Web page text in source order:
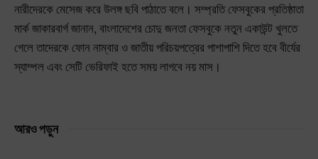
নারীদেরকে মেসেজ করে উলঙ্গ ছবি পাঠাতে বলে। সম্প্রতি ফেসবুকের প্রতিষ্ঠাতা
মার্ক জাকারবার্গ জানান, বাংলাদেশের চোদু জনতা ফেসবুকে নতুন একাউন্ট খুলতে
গেলে তাদেরকে ফোন নাম্বার ও জাতীয় পরিচয়পত্রের পাশাপাশি দিতে হবে বীর্যের
স্যাম্পল এবং সেটি ভেরিফাই হতে সময় লাগবে নয় মাস।
আরও পড়ুন